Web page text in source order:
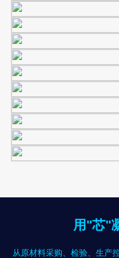
用"芯"
从原材料采购、检验、生产